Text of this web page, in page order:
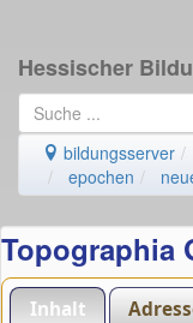
Hessischer
bildungsserver
epochen
Topographia
Inhalt